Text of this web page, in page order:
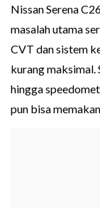
Nissan Serena
masalah utama
CVT dan sistem
kurang
hingga
pun bisa